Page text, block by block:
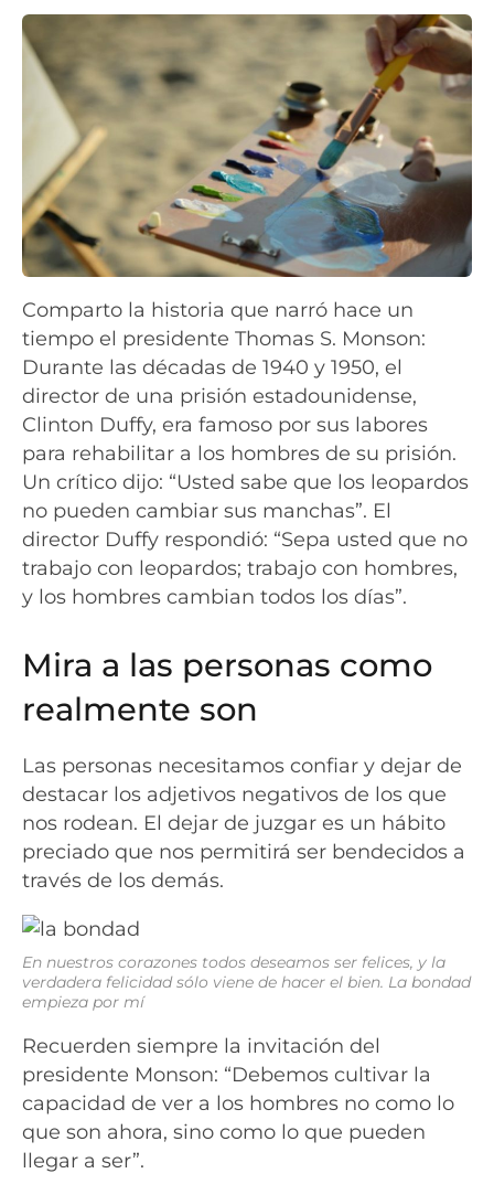
Comparto la historia que narró hace un
tiempo el presidente Thomas S. Monson:
Durante las décadas de 1940 y 1950, el
director de una prisión estadounidense,
Clinton Duffy, era famoso por sus labores
para rehabilitar a los hombres de su prisión.
Un crítico dijo: “Usted sabe que los leopardos
no pueden cambiar sus manchas”. El
director Duffy respondió: “Sepa usted que no
trabajo con leopardos; trabajo con hombres,
y los hombres cambian todos los días”.
Mira a las personas como
realmente son
Las personas necesitamos confiar y dejar de
destacar los adjetivos negativos de los que
nos rodean. El dejar de juzgar es un hábito
preciado que nos permitirá ser bendecidos a
través de los demás.
En nuestros corazones todos deseamos ser felices, y la
verdadera felicidad sólo viene de hacer el bien. La bondad
empieza por mí
Recuerden siempre la invitación del
presidente Monson: “Debemos cultivar la
capacidad de ver a los hombres no como lo
que son ahora, sino como lo que pueden
llegar a ser”.